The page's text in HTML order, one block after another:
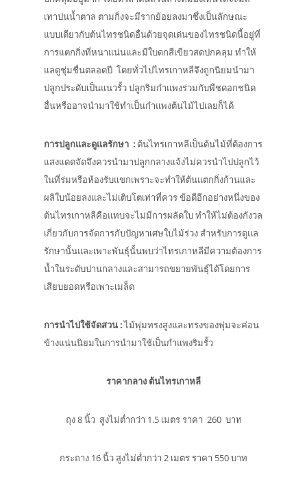
เทาปนน้ำตาล ตามกิ่งจะมีรากย้อยลงมาซึ่งเป็นลักษณะ
แบบเดียวกับต้นไทรชนิดอื่นด้วยจุดเด่นของไทรชนิดนี้อยู่ที่
การแตกกิ่งที่หนาแน่นและมีใบดกสีเขียวสดปกคลุม ทำให้
แลดูชุ่มชื่นตลอดปี โดยทั่วไปไทรเกาหลีจึงถูกนิยมนำมา
ปลูกประดับเป็นแนวรั้ว ปลูกริมกำแพงร่วมกับพืชดอกชนิด
อื่นหรืออาจนำมาใช้ทำเป็นกำแพงต้นไม้ไปเลยก็ได้
การปลูกและดูแลรักษา : ต้นไทรเกาหลีเป็นต้นไม้ที่ต้องการ
แสงแดดจัดจึงควรนำมาปลูกกลางแจ้งไม่ควรนำไปปลูกไว้
ในที่ร่มหรือห้องรับแขกเพราะจะทำให้ต้นแตกกิ่งก้านและ
ผลิใบน้อยลงและไม่เติบโตเท่าที่ควร ข้อดีอีกอย่างหนึ่งของ
ต้นไทรเกาหลีคือแทบจะไม่มีการผลัดใบ ทำให้ไม่ต้องกังวล
เกี่ยวกับการจัดการกับปัญหาเศษใบไม้ร่วง สำหรับการดูแล
รักษานั้นและเพาะพันธุ์นั้นพบว่าไทรเกาหลีมีความต้องการ
น้ำในระดับปานกลางและสามารถขยายพันธุ์ได้โดยการ
เสียบยอดหรือเพาะเมล็ด
การนำไปใช้จัดสวน :ไม้พุ่มทรงสูงและทรงของพุ่มจะค่อน
ข้างแน่นนิยมในการนำมาใช้เป็นกำแพงริมรั้ว
ราคากลาง ต้นไทรเกาหลี
ถุง 8 นิ้ว สูงไม่ต่ำกว่า 1.5 เมตร ราคา 260 บาท
กระถาง 16 นิ้ว สูงไม่ต่ำกว่า 2 เมตร ราคา 550 บาท